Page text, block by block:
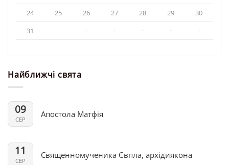
24
25 26 27 28 29
30
31
· · · · · ·
Найближчі свята
09
СЕР
Апостола Матфія
11
СЕР
Священномученика Євпла, архідиякона